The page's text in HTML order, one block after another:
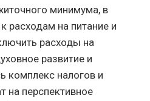
минимума, в
расходам на питание и
расходы на
развитие и
комплекс налогов и
на перспективное